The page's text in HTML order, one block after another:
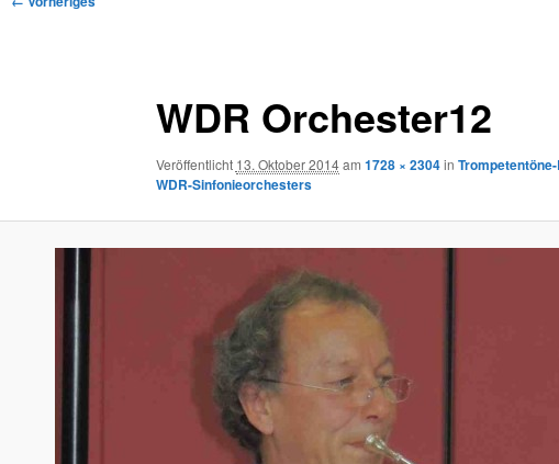
WDR Orchester12
Veröffentlicht 13. Oktober 2014am 1728 × 2304in
WDR-Sinfonieorchesters